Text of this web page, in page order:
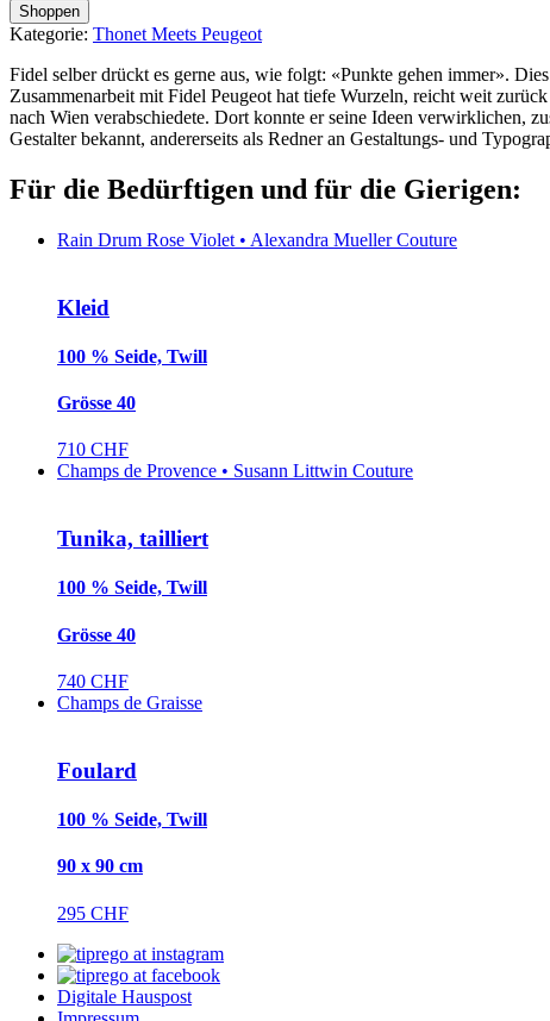
Shoppen
Kategorie: Thonet Meets Peugeot
Fidel selber drückt es gerne aus, wie folgt: «Punkte gehen immer».
Zusammenarbeit mit Fidel Peugeot hat tiefe Wurzeln, reicht weit
nach Wien verabschiedete. Dort konnte er seine Ideen verwirklichen,
Gestalter bekannt, andererseits als Redner an Gestaltungs- und
Für die Bedürftigen und für die Gierigen:
Rain Drum Rose Violet • Alexandra Mueller Couture
Kleid
100 % Seide, Twill
Grösse 40
710 CHF
Champs de Provence • Susann Littwin Couture
Tunika, tailliert
100 % Seide, Twill
Grösse 40
740 CHF
Champs de Graisse
Foulard
100 % Seide, Twill
90 x 90 cm
295 CHF
Digitale Hauspost